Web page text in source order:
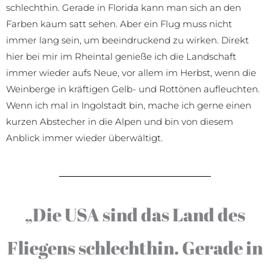
schlechthin. Gerade in Florida kann man sich an den
Farben kaum satt sehen. Aber ein Flug muss nicht
immer lang sein, um beeindruckend zu wirken. Direkt
hier bei mir im Rheintal genieße ich die Landschaft
immer wieder aufs Neue, vor allem im Herbst, wenn die
Weinberge in kräftigen Gelb- und Rottönen aufleuchten.
Wenn ich mal in Ingolstadt bin, mache ich gerne einen
kurzen Abstecher in die Alpen und bin von diesem
Anblick immer wieder überwältigt.
„Die USA sind das Land des
Fliegens schlechthin. Gerade in